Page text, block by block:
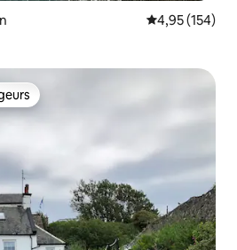
Évaluation
4,95 (154)
les plus appréciés